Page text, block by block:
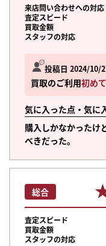
投稿日 2024/10/
買取のご利用初めて
気に入った点・気に
購入しかなかったけ
べきだった。
来店問い合わせへの対応
査定スピード
買取金額
スタッフの対応
総合
査定スピード
買取金額
スタッフの対応